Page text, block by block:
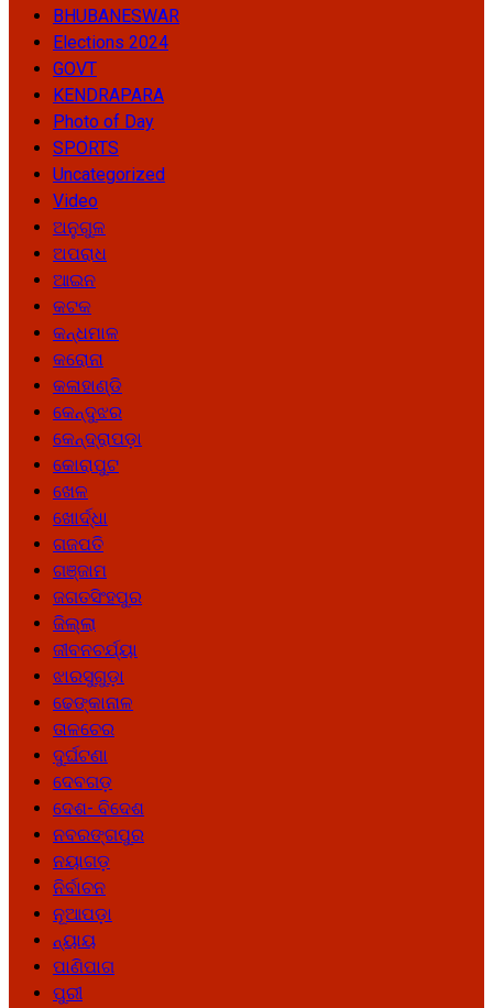
BHUBANESWAR
Elections 2024
GOVT
KENDRAPARA
Photo of Day
SPORTS
Uncategorized
Video
ଅନୁଗୁଳ
ଅପରାଧ
ଆଇନ
କଟକ
କନ୍ଧମାଳ
କରୋନା
କଳାହାଣ୍ଡି
କେନ୍ଦୁଝର
କେନ୍ଦ୍ରାପଡ଼ା
କୋରାପୁଟ
ଖେଳ
ଖୋର୍ଦ୍ଧା
ଗଜପତି
ଗଞ୍ଜାମ
ଜଗତସିଂହପୁର
ଜିଲ୍ଲା
ଜୀବନଚର୍ଯ୍ୟା
ଝାରସୁଗୁଡ଼ା
ଢେଙ୍କାନାଳ
ତାଳଚେର
ଦୁର୍ଘଟଣା
ଦେବଗଡ଼
ଦେଶ- ବିଦେଶ
ନବରଙ୍ଗପୁର
ନୟାଗଡ଼
ନିର୍ବାଚନ
ନୂଆପଡ଼ା
ନ୍ୟାୟ
ପାଣିପାଗ
ପୁରୀ